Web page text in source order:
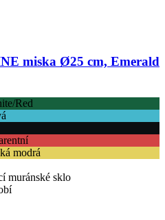
miska Ø25 cm, Emerald
Red
modrá
muránské sklo